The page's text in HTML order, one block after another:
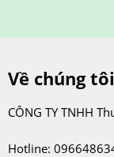
Về chúng tôi
CÔNG TY TNHH
Hotline: